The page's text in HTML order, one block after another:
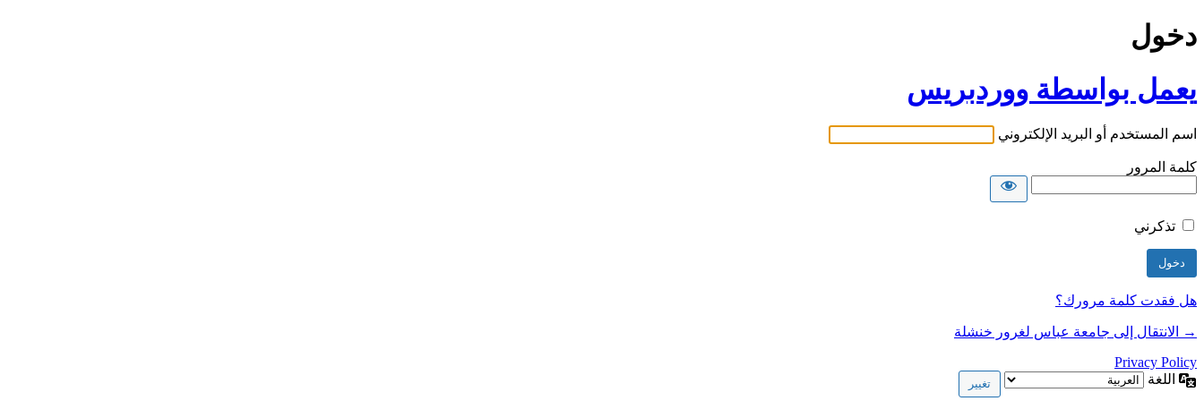
دخول
يعمل بواسطة ووردبريس
اسم المستخدم أو البريد الإلكتروني
كلمة المرور
تذكرني
هل فقدت كلمة مرورك؟
→ الانتقال إلى جامعة عباس لغرور خنشلة
Privacy Policy
اللغة